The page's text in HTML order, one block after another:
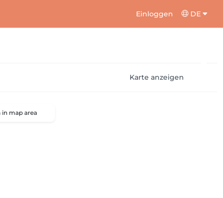
Einloggen DE
Karte anzeigen
in map area